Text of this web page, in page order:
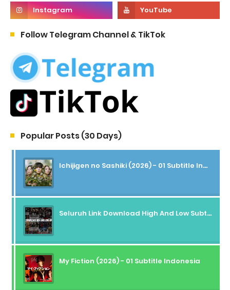
Follow Telegram Channel & TikTok
Popular Posts (30 Days)
Ichijigen no Sashiki (2026) - 01 Subtitle Indonesia
Seluruh Link Download High And Low Subtitle Indonesia
My Fiction (2026) - 01 Subtitle Indonesia